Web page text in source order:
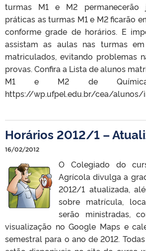
turmas M1 e M2 permanecerão
práticas as turmas M1 e M2 ficarão
conforme grade de horários. E
assistam as aulas nas turmas
matriculados, evitando problemas
provas. Confira a Lista de alunos
M1 e M2 de
https://wp.ufpel.edu.br/cea/alunos/
Horários 2012/1 –
16/02/2012
O Colegiado do
Agrícola divulga a
2012/1 atualizada,
sobre matrícula,
serão ministradas,
visualização no Google Maps e
semestral para o ano de 2012.